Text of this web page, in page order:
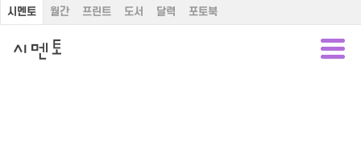
시멘토 월간 프린트 도서 달력 포토북